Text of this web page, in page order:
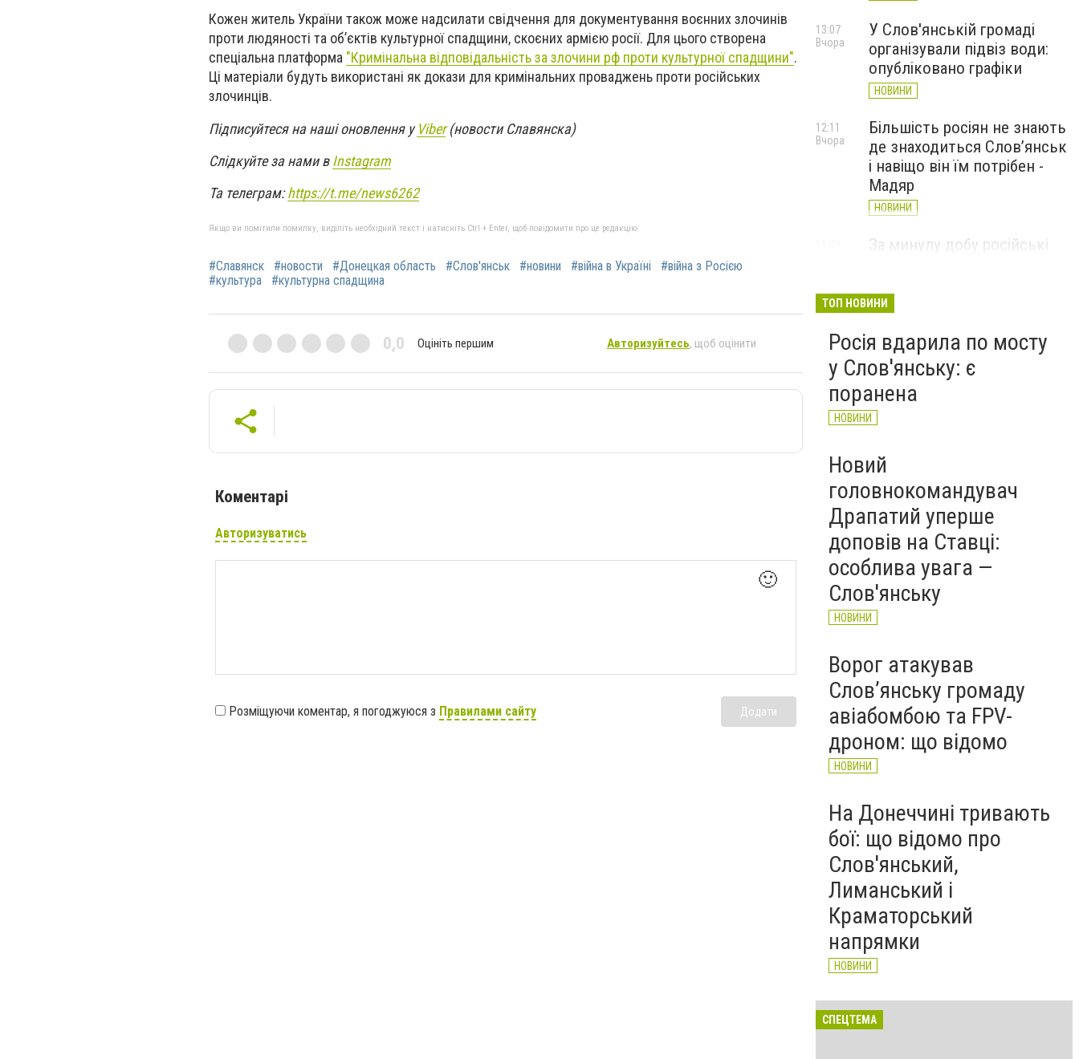
Кожен житель України також може надсилати свідчення для документування воєнних злочинів
проти людяності та об’єктів культурної спадщини, скоєних армією росії. Для цього створена
спеціальна платформа "Кримінальна відповідальність за злочини рф проти культурної спадщини".
Ці матеріали будуть використані як докази для кримінальних проваджень проти російських
злочинців.
Підписуйтеся на наші оновлення уViber(новости Славянска)
Слідкуйте за нами вInstagram
Та телеграм:https://t.me/news6262
Якщо ви помітили помилку, виділіть необхідний текст і натисніть Ctrl + Enter, щоб повідомити про це редакцію
#Славянск #новости #Донецкая область #Слов'янськ #новини #війна в Україні
#війна з Росією
#культура
#культурна спадщина
0,0 Оцініть першим Авторизуйтесь, щоб оцінити
Коментарі
Авторизуватись
🙂
Розміщуючи коментар, я погоджуюся з Правилами сайту Додати
У Слов'янській громаді
організували підвіз води:
опубліковано графіки
НОВИНИ
13:07
Вчора
Більшість росіян не знають
де знаходиться Слов’янськ
і навіщо він їм потрібен -
Мадяр
НОВИНИ
12:11
Вчора
За минулу добу російські
великої війни: 6 серпня
ТОП НОВИНИ
Росія вдарила по мосту
у Слов'янську: є
поранена
НОВИНИ
Новий
головнокомандувач
Драпатий уперше
доповів на Ставці:
особлива увага —
Слов'янську
НОВИНИ
Ворог атакував
Слов’янську громаду
авіабомбою та FPV-
дроном: що відомо
НОВИНИ
На Донеччині тривають
бої: що відомо про
Слов'янський,
Лиманський і
Краматорський
напрямки
НОВИНИ
СПЕЦТЕМА